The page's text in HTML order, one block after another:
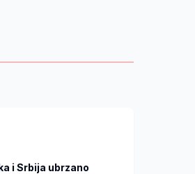
i Srbija ubrzano